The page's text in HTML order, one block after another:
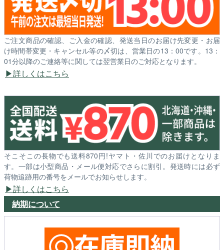
ご注文商品の確認、ご入金の確認、発送当日のお届け先変更・お届
け時間帯変更・キャンセル等の〆切は、営業日の13：00です。13：
01分以降のご連絡等に関しては翌営業日のご対応となります。
詳しくはこちら
そこそこの長物でも送料870円!ヤマト・佐川でのお届けとなりま
す。一部は小型商品・メール便対応でさらに割引。発送時には必ず
荷物追跡用の番号をメールでお知らせします。
詳しくはこちら
納期について